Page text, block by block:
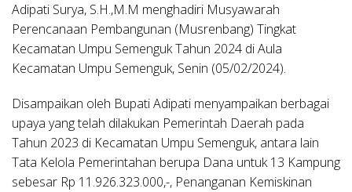
Adipati Surya, S.H.,M.M menghadiri Musyawarah
Perencanaan Pembangunan (Musrenbang) Tingkat
Kecamatan Umpu Semenguk Tahun 2024 di Aula
Kecamatan Umpu Semenguk, Senin (05/02/2024).
Disampaikan oleh Bupati Adipati menyampaikan berbagai
upaya yang telah dilakukan Pemerintah Daerah pada
Tahun 2023 di Kecamatan Umpu Semenguk, antara lain
Tata Kelola Pemerintahan berupa Dana untuk 13 Kampung
sebesar Rp 11.926.323.000,-, Penanganan Kemiskinan